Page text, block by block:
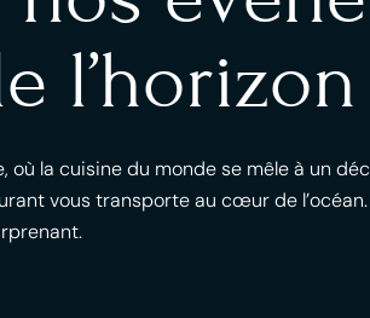
l’horizon
où la cuisine du monde se mêle à un
vous transporte au cœur de